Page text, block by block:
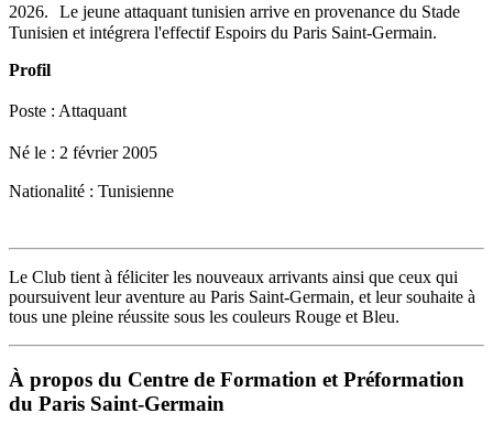
2026. Le jeune attaquant tunisien arrive en provenance du Stade
Tunisien et intégrera l'effectif Espoirs du Paris Saint-Germain.
Profil
Poste : Attaquant
Né le : 2 février 2005
Nationalité : Tunisienne
Le Club tient à féliciter les nouveaux arrivants ainsi que ceux qui
poursuivent leur aventure au Paris Saint-Germain, et leur souhaite à
tous une pleine réussite sous les couleurs Rouge et Bleu.
À propos du Centre de Formation et Préformation
du Paris Saint-Germain